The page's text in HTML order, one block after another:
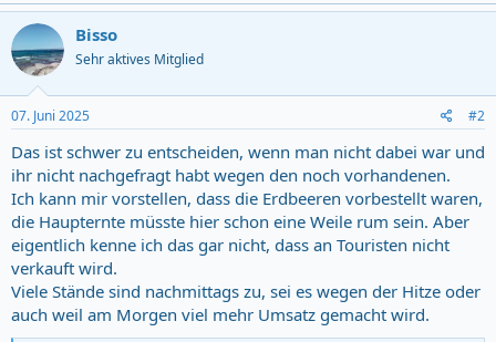
Bisso
Sehr aktives Mitglied
07. Juni 2025 #2
Das ist schwer zu entscheiden, wenn man nicht dabei war und
ihr nicht nachgefragt habt wegen den noch vorhandenen.
Ich kann mir vorstellen, dass die Erdbeeren vorbestellt waren,
die Haupternte müsste hier schon eine Weile rum sein. Aber
eigentlich kenne ich das gar nicht, dass an Touristen nicht
verkauft wird.
Viele Stände sind nachmittags zu, sei es wegen der Hitze oder
auch weil am Morgen viel mehr Umsatz gemacht wird.